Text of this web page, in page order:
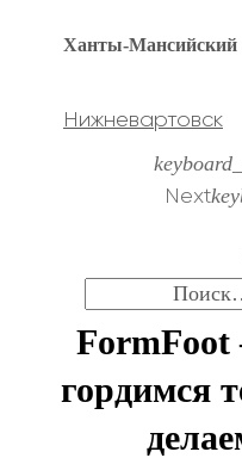
Ханты-Мансийский
Нижневартовск
Next
гордимся